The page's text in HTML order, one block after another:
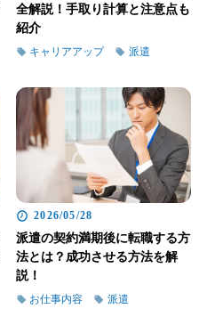
全解説！手取り計算と注意点も
紹介
キャリアアップ 派遣
2026/05/28
派遣の契約満期後に転職する方
法とは？成功させる方法を解
説！
お仕事内容 派遣